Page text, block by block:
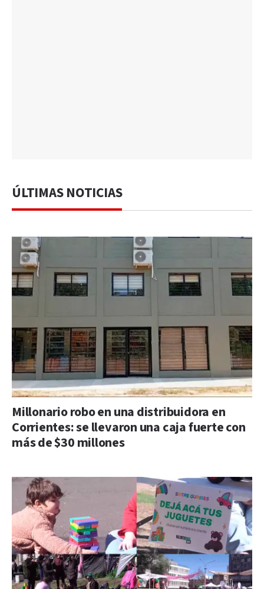
ÚLTIMAS NOTICIAS
Millonario robo en una distribuidora en
Corrientes: se llevaron una caja fuerte con
más de $30 millones